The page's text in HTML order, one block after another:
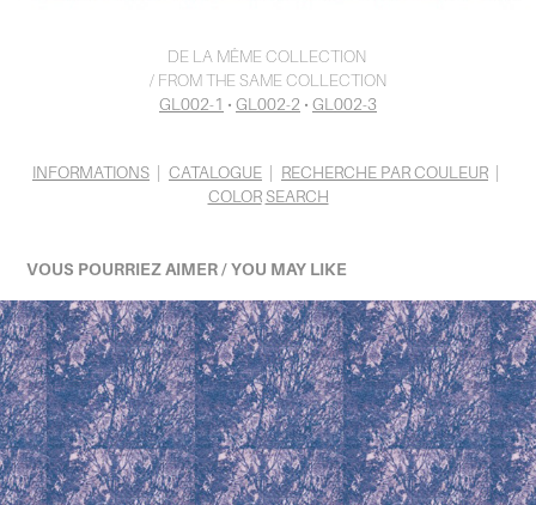
DE LA MÊME COLLECTION
/ FROM THE SAME COLLECTION
GL002-1 • GL002-2 • GL002-3
INFORMATIONS CATALOGUE RECHERCHE PAR COULEUR
COLOR SEARCH
VOUS POURRIEZ AIMER / YOU MAY LIKE